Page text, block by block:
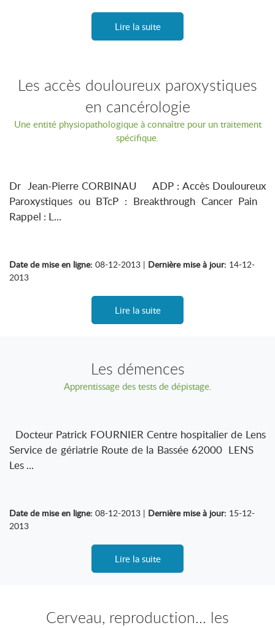
Lire la suite
Les accès douloureux paroxystiques
en cancérologie
Une entité physiopathologique à connaître pour un traitement
spécifique.
Dr Jean-Pierre CORBINAU ADP : Accès Douloureux
Paroxystiques ou BTcP : Breakthrough Cancer Pain
Rappel : L...
Date de mise en ligne: 08-12-2013 | Dernière mise à jour: 14-12-
2013
Lire la suite
Les démences
Apprentissage des tests de dépistage.
Docteur Patrick FOURNIER Centre hospitalier de Lens
Service de gériatrie Route de la Bassée 62000 LENS
Les ...
Date de mise en ligne: 08-12-2013 | Dernière mise à jour: 15-12-
2013
Lire la suite
Cerveau, reproduction... les